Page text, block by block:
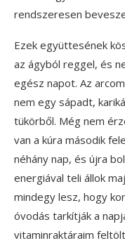
rendszeresen
Ezek együttesének
az ágyból reggel, és
egész napot. Az
nem egy sápadt,
tükörből. Még nem
van a kúra második
néhány nap, és újra
energiával teli állok
mindegy lesz, hogy
óvodás tarkítják a
vitaminraktáraim